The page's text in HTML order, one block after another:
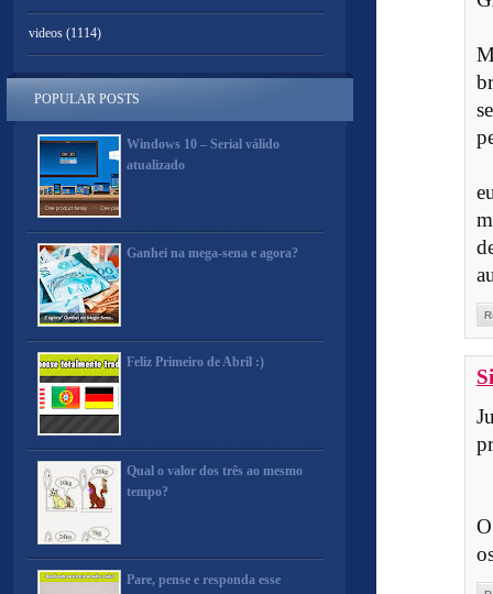
videos (1114)
POPULAR POSTS
Windows 10 – Serial válido
atualizado
Ganhei na mega-sena e agora?
Feliz Primeiro de Abril :)
Qual o valor dos três ao mesmo
tempo?
Pare, pense e responda esse